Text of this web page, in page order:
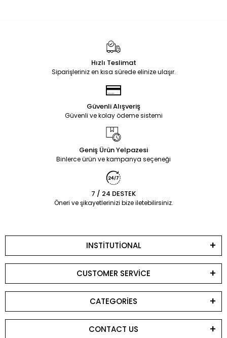
Hızlı Teslimat
Siparişleriniz en kısa sürede elinize ulaşır.
Güvenli Alışveriş
Güvenli ve kolay ödeme sistemi
Geniş Ürün Yelpazesi
Binlerce ürün ve kampanya seçeneği
7 / 24 DESTEK
Öneri ve şikayetlerinizi bize iletebilirsiniz.
INSTİTUTİONAL
CUSTOMER SERVİCE
CATEGORİES
CONTACT US